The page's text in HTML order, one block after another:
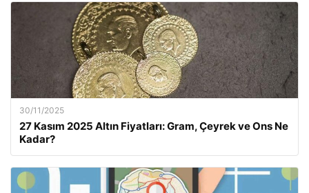
30/11/2025
27 Kasım 2025 Altın Fiyatları: Gram, Çeyrek ve Ons Ne
Kadar?